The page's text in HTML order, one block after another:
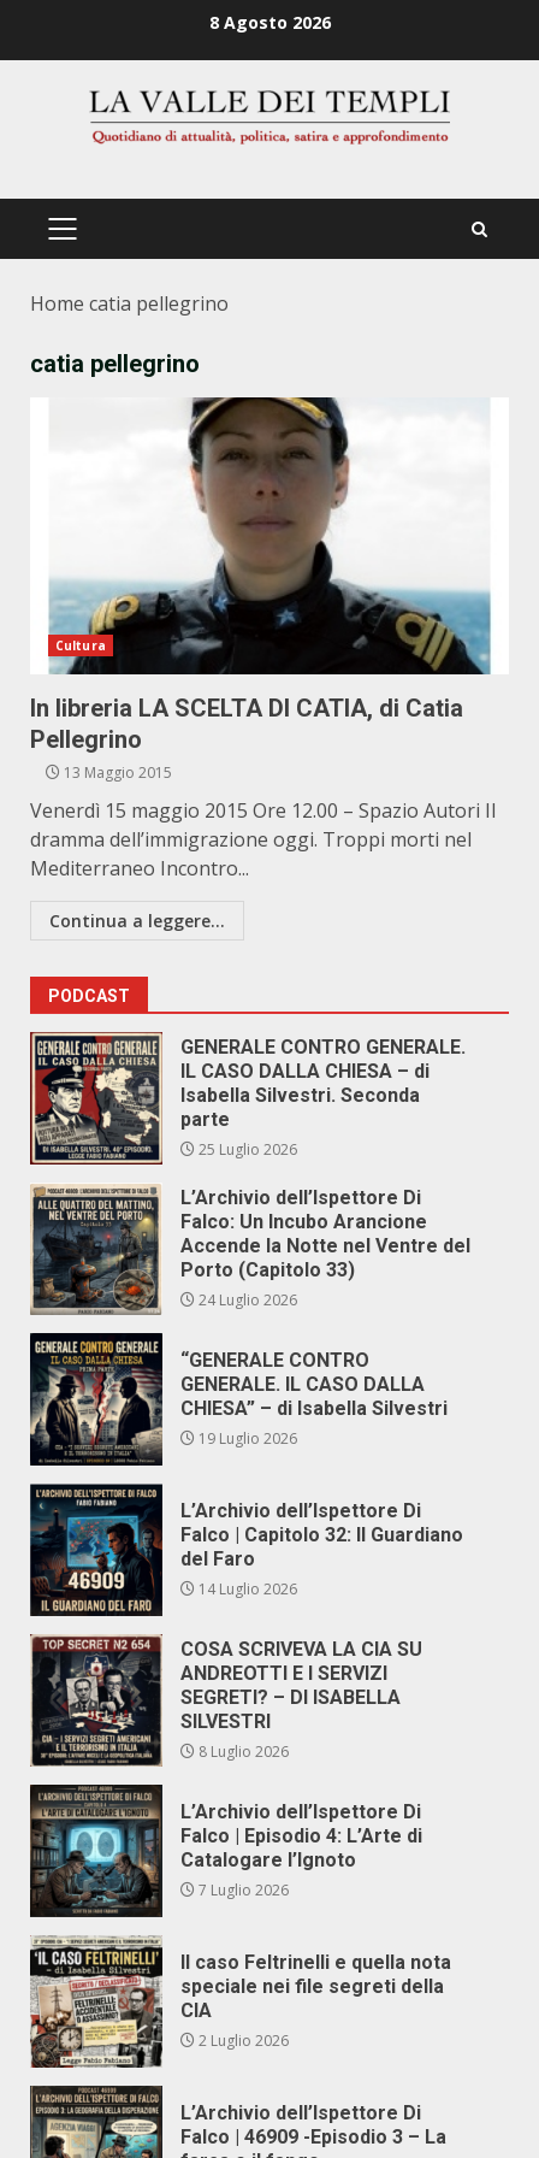
8 Agosto 2026
PRIMÄRES
Home catia pellegrino
catia pellegrino
Cultura
In libreria LA SCELTA DI CATIA, di Catia
Pellegrino
13 Maggio 2015
Venerdì 15 maggio 2015 Ore 12.00 – Spazio Autori Il
dramma dell’immigrazione oggi. Troppi morti nel
Mediterraneo Incontro...
Continua a leggere...
PODCAST
GENERALE CONTRO GENERALE.
IL CASO DALLA CHIESA – di
Isabella Silvestri. Seconda
parte
25 Luglio 2026
L’Archivio dell’Ispettore Di
Falco: Un Incubo Arancione
Accende la Notte nel Ventre del
Porto (Capitolo 33)
24 Luglio 2026
“GENERALE CONTRO
GENERALE. IL CASO DALLA
CHIESA” – di Isabella Silvestri
19 Luglio 2026
L’Archivio dell’Ispettore Di
Falco | Capitolo 32: Il Guardiano
del Faro
14 Luglio 2026
COSA SCRIVEVA LA CIA SU
ANDREOTTI E I SERVIZI
SEGRETI? – DI ISABELLA
SILVESTRI
8 Luglio 2026
L’Archivio dell’Ispettore Di
Falco | Episodio 4: L’Arte di
Catalogare l’Ignoto
7 Luglio 2026
Il caso Feltrinelli e quella nota
speciale nei file segreti della
CIA
2 Luglio 2026
L’Archivio dell’Ispettore Di
Falco | 46909 -Episodio 3 – La